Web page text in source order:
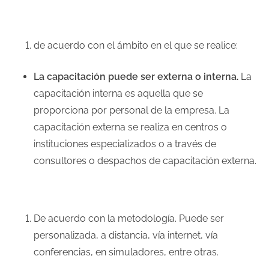
de acuerdo con el ámbito en el que se realice:
La capacitación puede ser externa o interna. La
capacitación interna es aquella que se
proporciona por personal de la empresa. La
capacitación externa se realiza en centros o
instituciones especializados o a través de
consultores o despachos de capacitación externa.
De acuerdo con la metodología. Puede ser
personalizada, a distancia, vía internet, vía
conferencias, en simuladores, entre otras.